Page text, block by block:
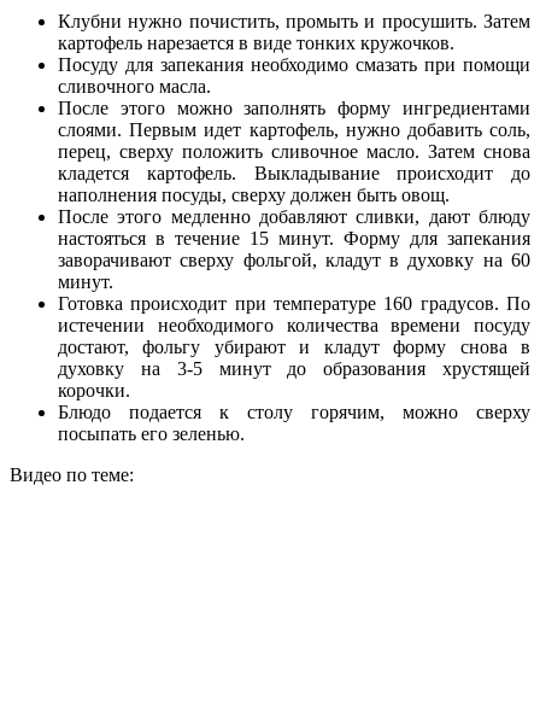
Клубни нужно почистить, промыть и просушить. Затем
картофель нарезается в виде тонких кружочков.
Посуду для запекания необходимо смазать при помощи
сливочного масла.
После этого можно заполнять форму ингредиентами
слоями. Первым идет картофель, нужно добавить соль,
перец, сверху положить сливочное масло. Затем снова
кладется картофель. Выкладывание происходит до
наполнения посуды, сверху должен быть овощ.
После этого медленно добавляют сливки, дают блюду
настояться в течение 15 минут. Форму для запекания
заворачивают сверху фольгой, кладут в духовку на 60
минут.
Готовка происходит при температуре 160 градусов. По
истечении необходимого количества времени посуду
достают, фольгу убирают и кладут форму снова в
духовку на 3-5 минут до образования хрустящей
корочки.
Блюдо подается к столу горячим, можно сверху
посыпать его зеленью.
Видео по теме: